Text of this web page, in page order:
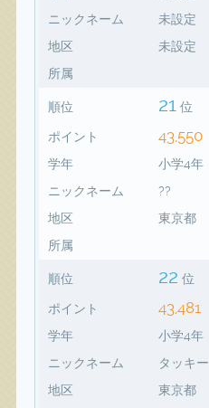
ニックネーム
未設定
地区
未設定
所属
順位 21 位
ポイント 43,550
学年
小学4年
ニックネーム
??
地区
東京都
所属
順位 22 位
ポイント 43,481
学年
小学4年
ニックネーム
タッキー
地区
東京都